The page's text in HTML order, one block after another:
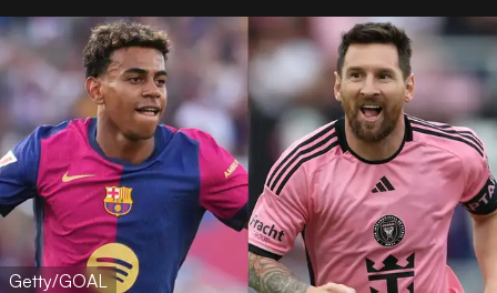
Getty/GOAL